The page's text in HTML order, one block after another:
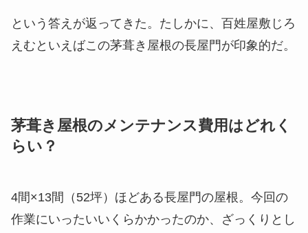
という答えが返ってきた。たしかに、百姓屋敷じろ
えむといえばこの茅葺き屋根の長屋門が印象的だ。
茅葺き屋根のメンテナンス費用はどれく
らい？
4間×13間（52坪）ほどある長屋門の屋根。今回の
作業にいったいいくらかかったのか、ざっくりとし